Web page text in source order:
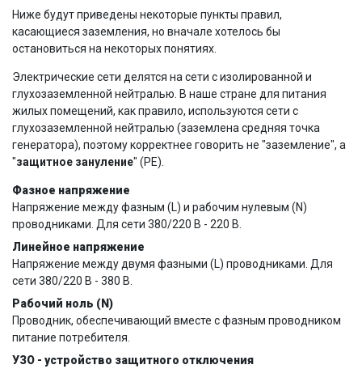
Ниже будут приведены некоторые пункты правил,
касающиеся заземления, но вначале хотелось бы
остановиться на некоторых понятиях.
Электрические сети делятся на сети с изолированной и
глухозаземленной нейтралью. В наше стране для питания
жилых помещений, как правило, используются сети с
глухозаземленной нейтралью (заземлена средняя точка
генератора), поэтому корректнее говорить не "заземление", а
"защитное зануление" (РЕ).
Фазное напряжение
Напряжение между фазным (L) и рабочим нулевым (N)
проводниками. Для сети 380/220 В - 220 В.
Линейное напряжение
Напряжение между двумя фазными (L) проводниками. Для
сети 380/220 В - 380 В.
Рабочий ноль (N)
Проводник, обеспечивающий вместе с фазным проводником
питание потребителя.
УЗО - устройство защитного отключения